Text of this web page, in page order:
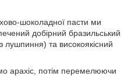
шоколадної пасти ми
добірний бразильський
лушпиння) та високоякісний
арахіс, потім перемелюючи